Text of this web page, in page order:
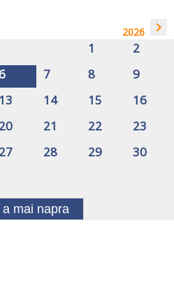
2026 navigate_next
1
2
7 8
9
13 14 15
16
20 21 22
23
27 28 29
30
mai napra